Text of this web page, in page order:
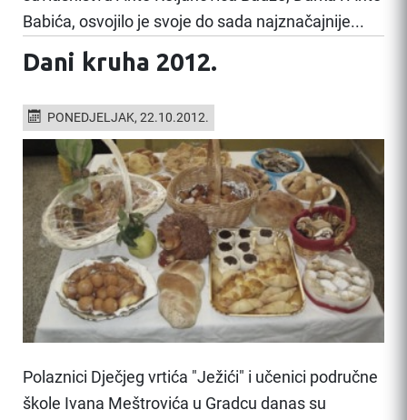
Babića, osvojilo je svoje do sada najznačajnije...
Dani kruha 2012.
PONEDJELJAK, 22.10.2012.
Polaznici Dječjeg vrtića "Ježići" i učenici područne
škole Ivana Meštrovića u Gradcu danas su